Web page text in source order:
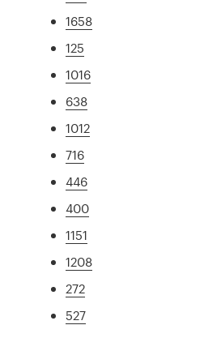
1658
125
1016
638
1012
716
446
400
1151
1208
272
527